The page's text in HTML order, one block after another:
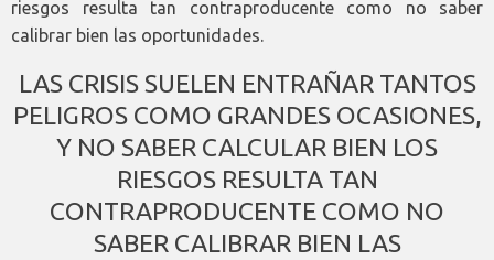
riesgos resulta tan contraproducente como no saber
calibrar bien las oportunidades.
LAS CRISIS SUELEN ENTRAÑAR TANTOS
PELIGROS COMO GRANDES OCASIONES,
Y NO SABER CALCULAR BIEN LOS
RIESGOS RESULTA TAN
CONTRAPRODUCENTE COMO NO
SABER CALIBRAR BIEN LAS